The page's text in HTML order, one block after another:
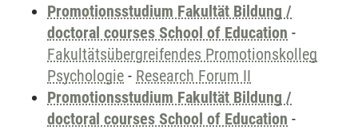
Promotionsstudium Fakultät Bildung /
doctoral courses School of Education -
Fakultätsübergreifendes Promotionskolleg
Psychologie - Research Forum II
Promotionsstudium Fakultät Bildung /
doctoral courses School of Education -